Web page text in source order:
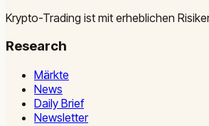
Krypto-Trading ist mit erheblichen
Research
Märkte
News
Daily Brief
Newsletter